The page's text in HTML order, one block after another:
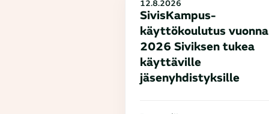
12.8.2026
SivisKampus-
käyttökoulutus vuonna
2026 Siviksen tukea
käyttäville
jäsenyhdistyksille